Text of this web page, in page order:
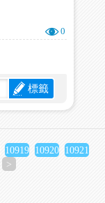
0
標籤
10919 10920 10921
>